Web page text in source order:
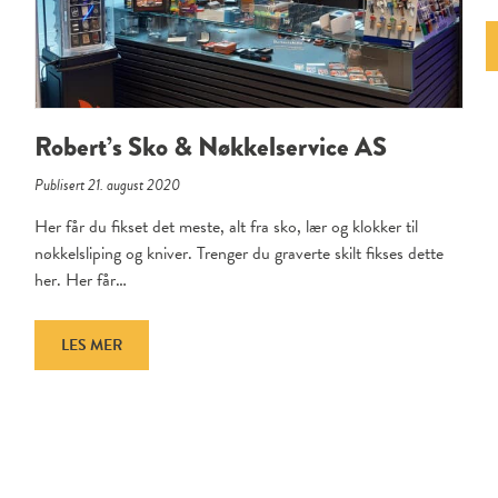
Robert’s Sko & Nøkkelservice AS
Publisert 21. august 2020
Her får du fikset det meste, alt fra sko, lær og klokker til
nøkkelsliping og kniver. Trenger du graverte skilt fikses dette
her. Her får…
LES MER